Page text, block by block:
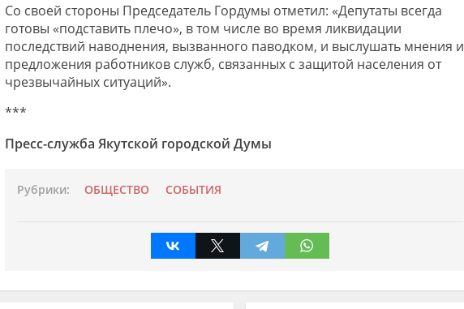
Со своей стороны Председатель Гордумы отметил: «Депутаты всегда
готовы «подставить плечо», в том числе во время ликвидации
последствий наводнения, вызванного паводком, и выслушать мнения и
предложения работников служб, связанных с защитой населения от
чрезвычайных ситуаций».
***
Пресс-служба Якутской городской Думы
Рубрики: ОБЩЕСТВО СОБЫТИЯ